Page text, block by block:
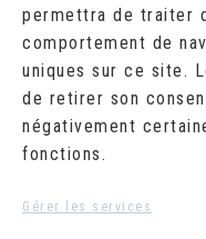
permettra de traiter
comportement de
uniques sur ce site.
de retirer son
négativement
fonctions.
Gérer les services
10 11
17
18
24
25
« Juil
RECHERCHER
Search